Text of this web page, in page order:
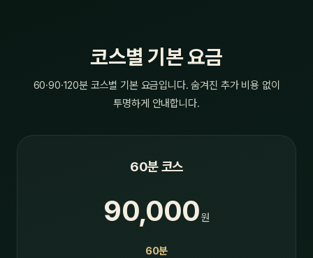
코스별 기본 요금
60·90·120분 코스별 기본 요금입니다. 숨겨진 추가 비용 없이
투명하게 안내합니다.
60분 코스
90,000원
60분